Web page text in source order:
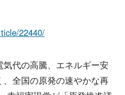
22440/
代の高騰、エネルギー安
全国の原発の速やかな再